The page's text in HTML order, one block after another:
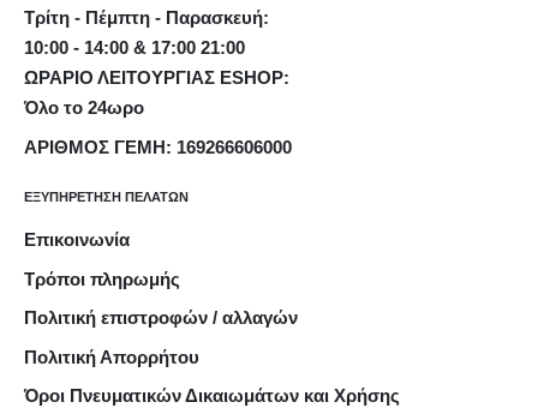
Τρίτη - Πέμπτη - Παρασκευή:
10:00 - 14:00 & 17:00 21:00
ΩΡΑΡΙΟ ΛΕΙΤΟΥΡΓΙΑΣ ESHOP:
Όλο το 24ωρο
ΑΡΙΘΜΟΣ ΓΕΜΗ: 169266606000
ΕΞΥΠΗΡΕΤΗΣΗ ΠΕΛΑΤΩΝ
Επικοινωνία
Τρόποι πληρωμής
Πολιτική επιστροφών / αλλαγών
Πολιτική Απορρήτου
Όροι Πνευματικών Δικαιωμάτων και Χρήσης